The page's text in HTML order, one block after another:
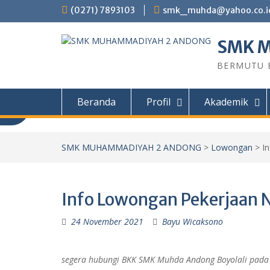
(0271) 7893103
SMK
BERMUTU
Beranda Profil Akademik
Informasi PPDB
Kendaraan Ringan (TKR) Teknik Sepeda
Teknik Permesinan (TP) Teknik
(TKJ) Desain Komunikasi Visual (DKV)
SMK MUHAMMADIYAH 2 ANDONG > Lowongan >
Info Lowongan Pekerjaan
24 November 2021 Bayu Wicaksono
segera hubungi BKK SMK Muhda Andong Boyolali